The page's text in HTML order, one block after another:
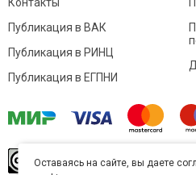
Публикация в ВАК
Публикация в РИНЦ
Публикация в ЕГПНИ
произведение
Оставаясь на сайте, вы даете